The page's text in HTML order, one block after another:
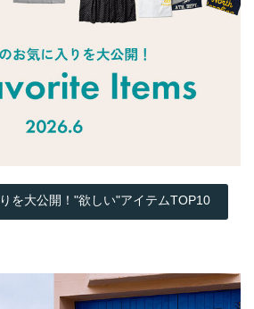
を大公開！"欲しい"アイテムTOP10